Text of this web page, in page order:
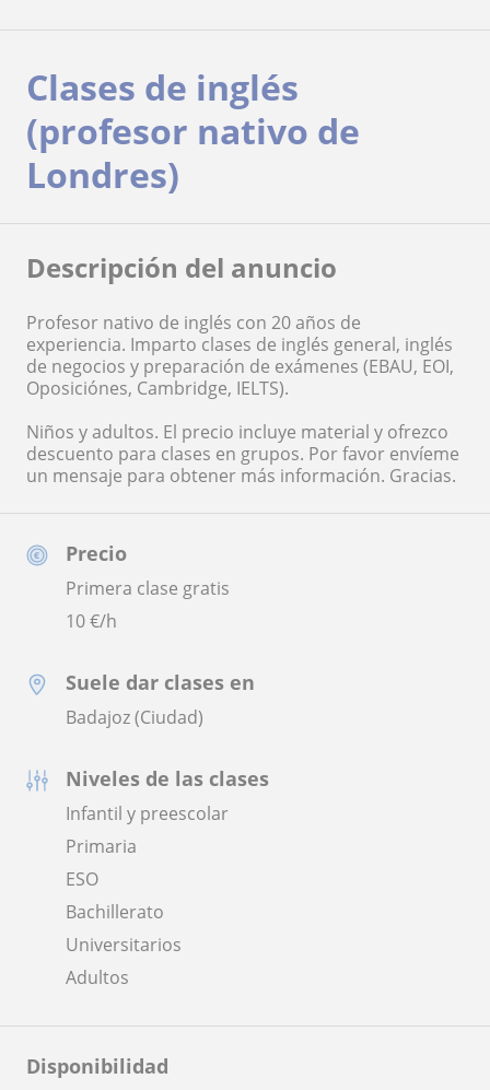
Precio
Primera clase gratis
10€/h
Suele dar clases en
Badajoz (Ciudad)
Niveles de las clases
Infantil y preescolar
Primaria
ESO
Bachillerato
Universitarios
Adultos
Disponibilidad
Clases de inglés
(profesor nativo de
Londres)
Descripción del anuncio
Profesor nativo de inglés con 20 años de
experiencia. Imparto clases de inglés general, inglés
de negocios y preparación de exámenes (EBAU, EOI,
Oposiciónes, Cambridge, IELTS).
Niños y adultos. El precio incluye material y ofrezco
descuento para clases en grupos. Por favor envíeme
un mensaje para obtener más información. Gracias.